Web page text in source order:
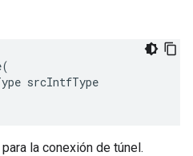
(
srcIntfType
la conexión de túnel.